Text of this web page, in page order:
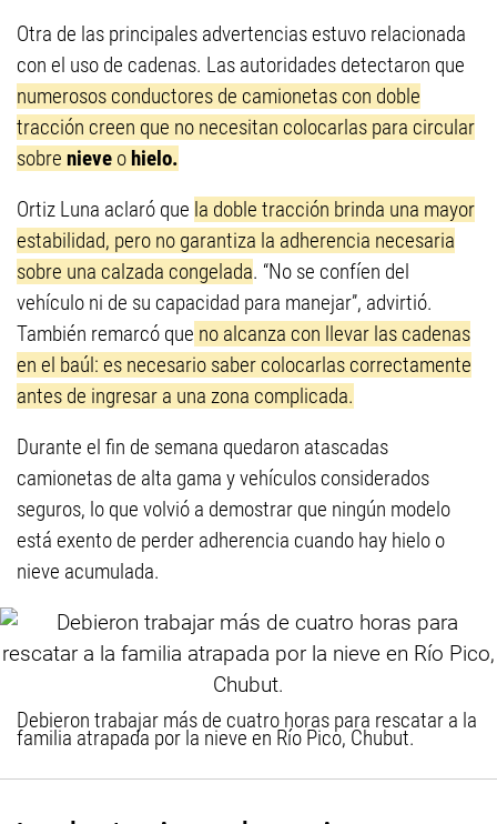
Otra de las principales advertencias estuvo relacionada
con el uso de cadenas. Las autoridades detectaron que
numerosos conductores de camionetas con doble
tracción creen que no necesitan colocarlas para circular
sobre nieve ohielo.
Ortiz Luna aclaró que la doble tracción brinda una mayor
estabilidad, pero no garantiza la adherencia necesaria
sobre una calzada congelada. “No se confíen del
vehículo ni de su capacidad para manejar”, advirtió.
También remarcó que no alcanza con llevar las cadenas
en el baúl: es necesario saber colocarlas correctamente
antes de ingresar a una zona complicada.
Durante el fin de semana quedaron atascadas
camionetas de alta gama y vehículos considerados
seguros, lo que volvió a demostrar que ningún modelo
está exento de perder adherencia cuando hay hielo o
nieve acumulada.
Debieron trabajar más de cuatro horas para rescatar a la
familia atrapada por la nieve en Río Pico, Chubut.